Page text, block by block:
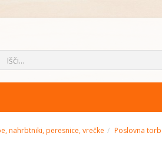
nahrbtniki, peresnice, vrečke Poslovna